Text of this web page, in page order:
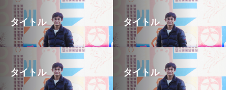
タイトル タイトル
タイトル タイトル